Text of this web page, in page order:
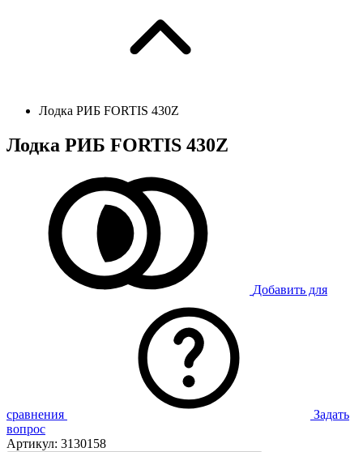
Лодка РИБ FORTIS 430Z
Лодка РИБ FORTIS 430Z
Добавить для
сравнения
Задать
вопрос
Артикул: 3130158